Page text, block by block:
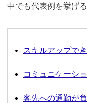
中でも代表例を挙げ
スキルアップで
コミュニケーシ
客先への通勤が